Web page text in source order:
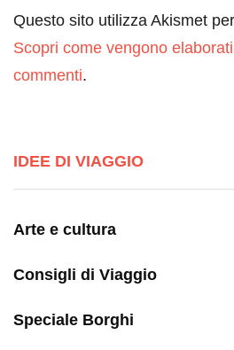
Questo sito utilizza Akismet
Scopri come vengono
commenti.
IDEE DI VIAGGIO
Arte e cultura
Consigli di Viaggio
Speciale Borghi